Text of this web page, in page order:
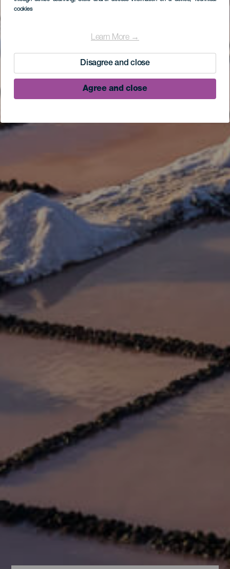
cookies
Learn More →
Disagree and close
Agree and close